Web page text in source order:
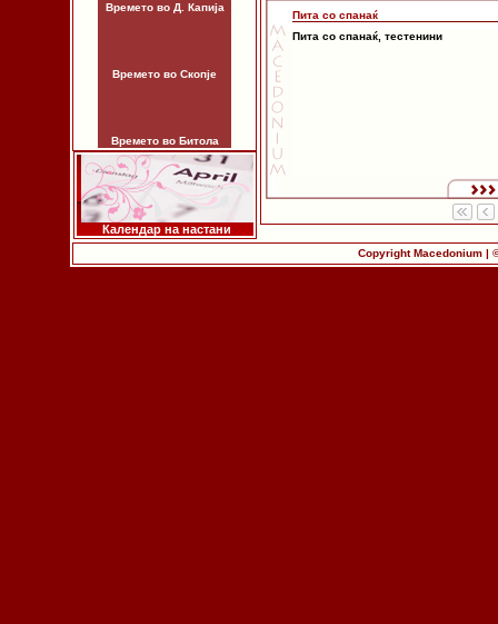
Времето во Д. Капија
Времето во Скопје
Времето во Битола
Календар на настани
Пита со спанаќ
Пита со спанаќ, тестенини
Copyright Macedonium |